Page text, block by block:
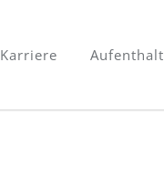
Karriere